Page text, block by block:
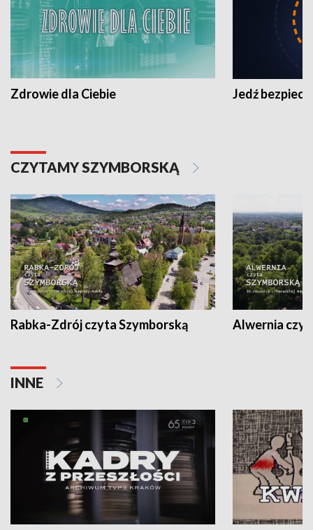
Zdrowie dla Ciebie Jedź
CZYTAMY SZYMBORSKĄ
Rabka-Zdrój czyta Szymborską Alwernia
INNE